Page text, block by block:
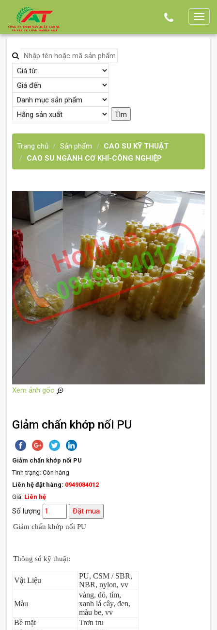
T
n
Trang chủ Sản phẩm
CAO SU KỸ THUẬT
CAO SU NGÀNH CƠ KHÍ-CÔNG NGHIỆP
Xem ảnh gốc
Giảm chấn khớp nối PU
Giảm chấn khớp nối PU
Tình trạng: Còn hàng
Liên hệ đặt hàng: 0949084012
Giá: Liên hệ
Số lượng Đặt mua
Giảm chấn khớp nối PU
Thông số kỹ thuật:
Vật Liệu
PU, CSM / SBR,
NBR, nylon, vv
Màu
vàng, đỏ, tím,
xanh lá cây, đen,
màu be, vv
Bề mặt
Trơn tru